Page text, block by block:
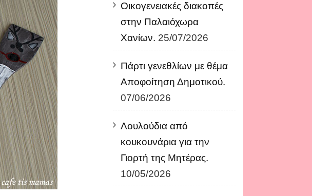
Οικογενειακές διακοπές
στην Παλαιόχωρα
Χανίων. 25/07/2026
Πάρτι γενεθλίων με θέμα
Αποφοίτηση Δημοτικού.
07/06/2026
Λουλούδια από
κουκουνάρια για την
Γιορτή της Μητέρας.
10/05/2026